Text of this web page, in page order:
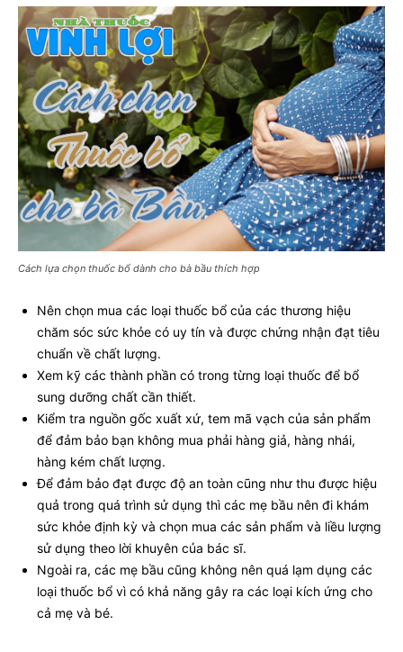
Cách lựa chọn thuốc bổ dành cho bà bầu thích hợp
Nên chọn mua các loại thuốc bổ của các thương hiệu
chăm sóc sức khỏe có uy tín và được chứng nhận đạt tiêu
chuẩn về chất lượng.
Xem kỹ các thành phần có trong từng loại thuốc để bổ
sung dưỡng chất cần thiết.
Kiểm tra nguồn gốc xuất xứ, tem mã vạch của sản phẩm
để đảm bảo bạn không mua phải hàng giả, hàng nhái,
hàng kém chất lượng.
Để đảm bảo đạt được độ an toàn cũng như thu được hiệu
quả trong quá trình sử dụng thì các mẹ bầu nên đi khám
sức khỏe định kỳ và chọn mua các sản phẩm và liều lượng
sử dụng theo lời khuyên của bác sĩ.
Ngoài ra, các mẹ bầu cũng không nên quá lạm dụng các
loại thuốc bổ vì có khả năng gây ra các loại kích ứng cho
cả mẹ và bé.